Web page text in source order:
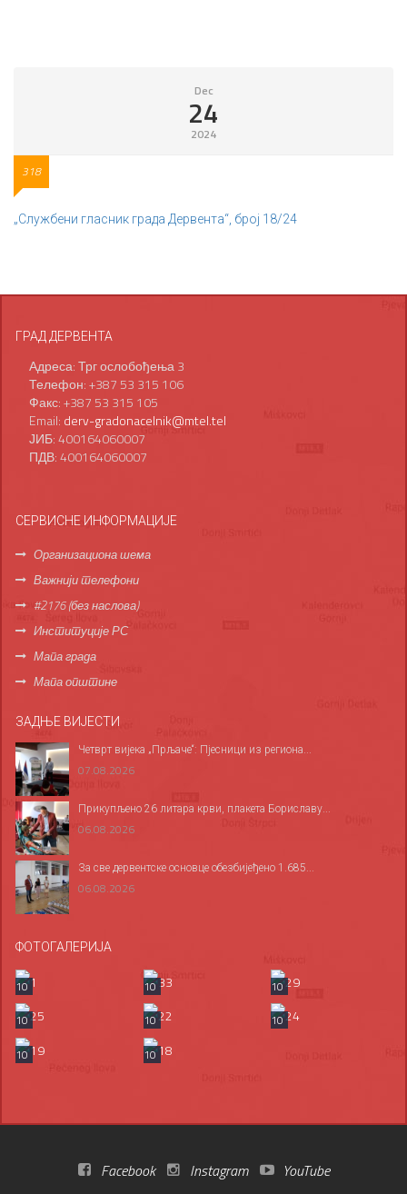
Dec
24
2024
318
„Службени гласник града Дервента“, број 18/24
ГРАД ДЕРВЕНТА
Адреса: Трг ослобођења 3
Телефон: +387 53 315 106
Факс: +387 53 315 105
Email: derv-gradonacelnik@mtel.tel
ЈИБ: 400164060007
ПДВ: 400164060007
СЕРВИСНЕ ИНФОРМАЦИЈЕ
Организациона шема
Важнији телефони
#2176 (без наслова)
Институције РС
Мапа града
Мапа општине
ЗАДЊЕ ВИЈЕСТИ
Четврт вијека „Прљаче“: Пјесници из региона...
07.08.2026
Прикупљено 26 литара крви, плакета Бориславу...
06.08.2026
За све дервентске основце обезбијеђено 1.685...
06.08.2026
ФОТОГАЛЕРИЈА
10 10
10
10
10
10
10
10
Facebook Instagram YouTube